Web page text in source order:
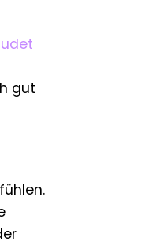
gut